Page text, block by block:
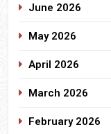
June 2026
May 2026
April 2026
March 2026
February 2026